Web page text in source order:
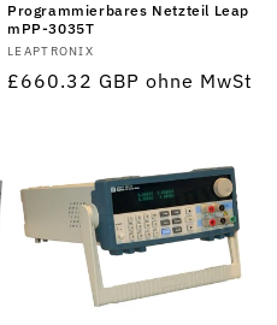
Programmierbares Netzteil Leap
mPP-3035T
Anbieter:
LEAPTRONIX
Normaler
£660.32 GBP ohne MwSt